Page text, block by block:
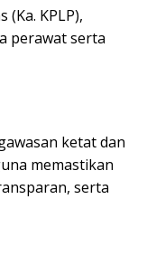
(Ka. KPLP),
perawat serta
ketat dan
memastikan
serta